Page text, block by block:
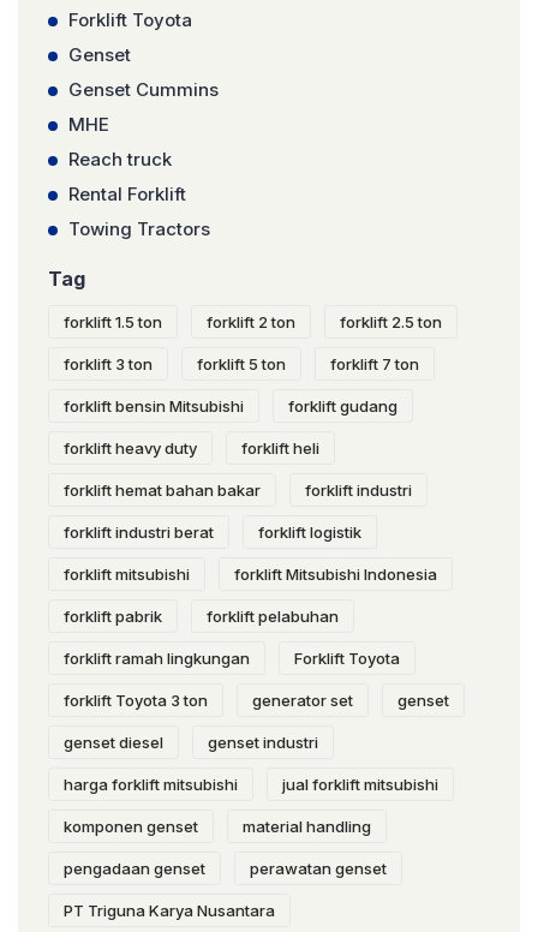
Forklift Toyota
Genset
Genset Cummins
MHE
Reach truck
Rental Forklift
Towing Tractors
Tag
forklift 1.5 ton forklift 2 ton forklift 2.5 ton
forklift 3 ton forklift 5 ton forklift 7 ton
forklift bensin Mitsubishi forklift gudang
forklift heavy duty forklift heli
forklift hemat bahan bakar forklift industri
forklift industri berat forklift logistik
forklift mitsubishi forklift Mitsubishi Indonesia
forklift pabrik forklift pelabuhan
forklift ramah lingkungan Forklift Toyota
forklift Toyota 3 ton generator set genset
genset diesel genset industri
harga forklift mitsubishi jual forklift mitsubishi
komponen genset material handling
pengadaan genset perawatan genset
PT Triguna Karya Nusantara